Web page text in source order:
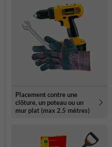
Placement contre une
clôture, un poteau ou un
mur plat (max 2.5 mètres)